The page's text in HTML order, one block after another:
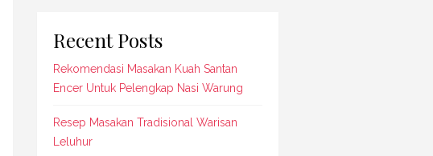
Recent Posts
Rekomendasi Masakan Kuah Santan
Encer Untuk Pelengkap Nasi Warung
Resep Masakan Tradisional Warisan
Leluhur